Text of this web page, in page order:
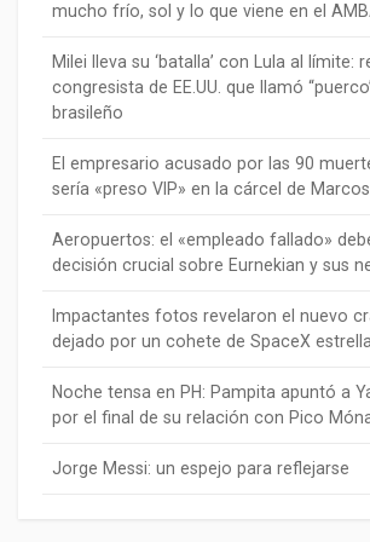
mucho frío, sol y lo que viene en el
Milei lleva su ‘batalla’ con Lula al límite:
congresista de EE.UU. que llamó
brasileño
El empresario acusado por las 90
sería «preso VIP» en la cárcel de
Aeropuertos: el «empleado fallado»
decisión crucial sobre Eurnekian y sus
Impactantes fotos revelaron el nuevo
dejado por un cohete de SpaceX
Noche tensa en PH: Pampita apuntó a
por el final de su relación con Pico
Jorge Messi: un espejo para reflejarse